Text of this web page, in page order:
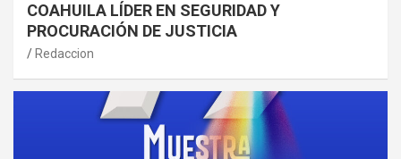
COAHUILA LÍDER EN SEGURIDAD Y
PROCURACIÓN DE JUSTICIA
Redaccion